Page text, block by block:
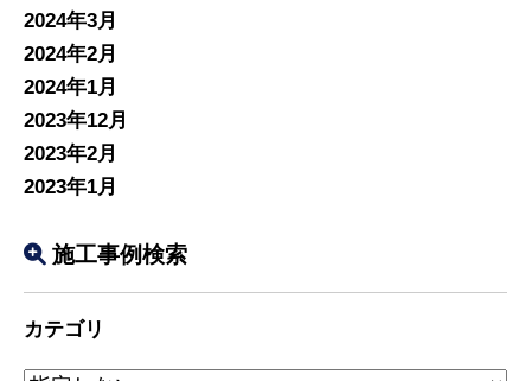
2024年3月
2024年2月
2024年1月
2023年12月
2023年2月
2023年1月
施工事例検索
カテゴリ